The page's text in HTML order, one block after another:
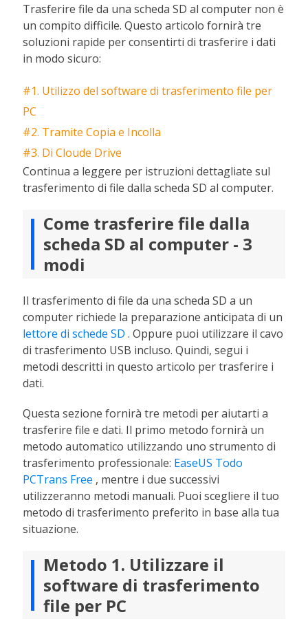
Trasferire file da una scheda SD al computer non è
un compito difficile. Questo articolo fornirà tre
soluzioni rapide per consentirti di trasferire i dati
in modo sicuro:
#1. Utilizzo del software di trasferimento file per
PC
#2. Tramite Copia e Incolla
#3. Di Cloude Drive
Continua a leggere per istruzioni dettagliate sul
trasferimento di file dalla scheda SD al computer.
Come trasferire file dalla
scheda SD al computer - 3
modi
Il trasferimento di file da una scheda SD a un
computer richiede la preparazione anticipata di un
lettore di schede SD . Oppure puoi utilizzare il cavo
di trasferimento USB incluso. Quindi, segui i
metodi descritti in questo articolo per trasferire i
dati.
Questa sezione fornirà tre metodi per aiutarti a
trasferire file e dati. Il primo metodo fornirà un
metodo automatico utilizzando uno strumento di
trasferimento professionale: EaseUS Todo
PCTrans Free , mentre i due successivi
utilizzeranno metodi manuali. Puoi scegliere il tuo
metodo di trasferimento preferito in base alla tua
situazione.
Metodo 1. Utilizzare il
software di trasferimento
file per PC